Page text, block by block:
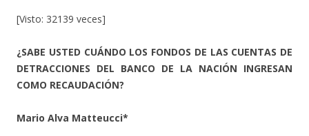
[Visto: 32139 veces]
¿SABE USTED CUÁNDO LOS FONDOS DE LAS CUENTAS DE
DETRACCIONES DEL BANCO DE LA NACIÓN INGRESAN
COMO RECAUDACIÓN?
Mario Alva Matteucci*